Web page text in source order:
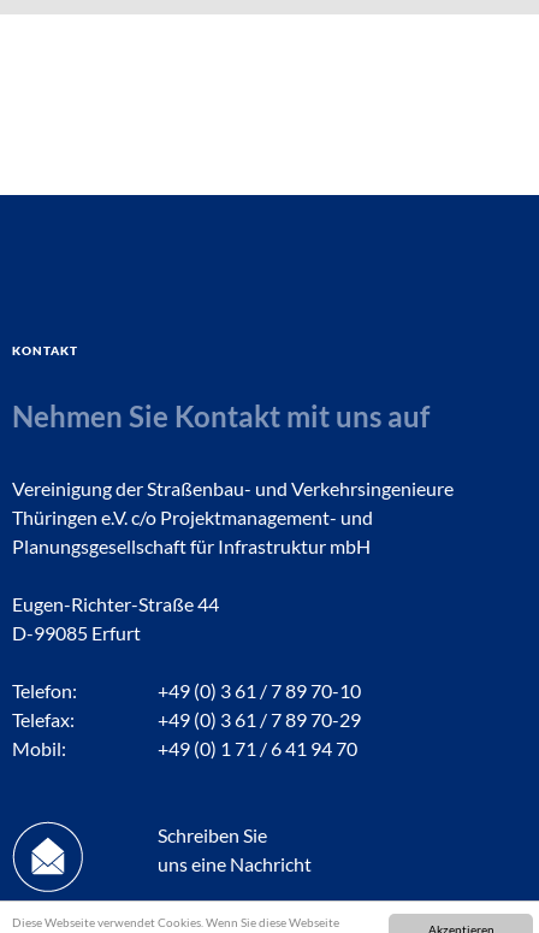
Akzeptieren
Diese Webseite verwendet Cookies. Wenn Sie diese Webseite
Kontakt
Nehmen Sie Kontakt mit uns auf
Vereinigung der Straßenbau- und Verkehrsingenieure
Thüringen e.V. c/o Projektmanagement- und
Planungsgesellschaft für Infrastruktur mbH
Eugen-Richter-Straße 44
D-99085 Erfurt
Telefon:
+49 (0) 3 61 / 7 89 70-10
Telefax:
+49 (0) 3 61 / 7 89 70-29
Mobil:
+49 (0) 1 71 / 6 41 94 70
Schreiben Sie
uns eine Nachricht